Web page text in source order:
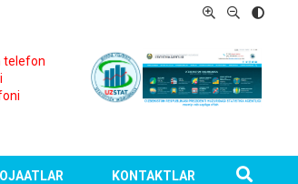
telefon
KONTAKTLAR